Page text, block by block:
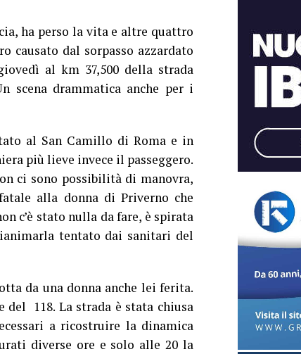
ha perso la vita e altre quattro
causato dal sorpasso azzardato
al km 37,500 della strada
scena drammatica anche per i
al San Camillo di Roma e in
più lieve invece il passeggero.
ci sono possibilità di manovra,
alla donna di Priverno che
c’è stato nulla da fare, è spirata
tentato dai sanitari del
da una donna anche lei ferita.
118. La strada è stata chiusa
a ricostruire la dinamica
diverse ore e solo alle 20 la